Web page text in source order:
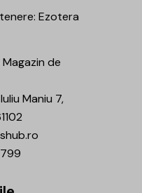
Ezotera
de
Maniu 7,